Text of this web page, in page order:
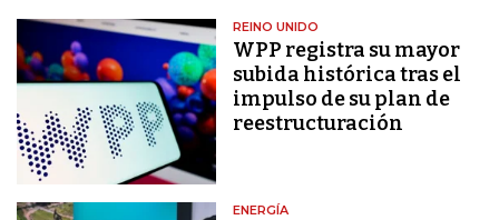
REINO UNIDO
WPP registra su mayor
subida histórica tras el
impulso de su plan de
reestructuración
ENERGÍA